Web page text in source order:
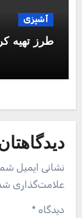
آشپزی
طرز تهیه
نشانی ایمیل
علامت‌گذاری
دیدگاه *